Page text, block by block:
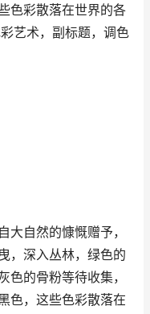
色彩散落在世界的各
艺术，副标题，调色
大自然的慷慨赠予，
，深入丛林，绿色的
色的骨粉等待收集，
色，这些色彩散落在